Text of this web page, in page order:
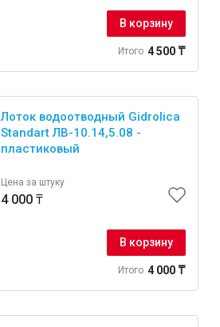
В корзину
Итого 4 500 ₸
Лоток водоотводный Gidrolica
Standart ЛВ-10.14,5.08 -
пластиковый
Цена за штуку
4 000 ₸
В корзину
Итого 4 000 ₸